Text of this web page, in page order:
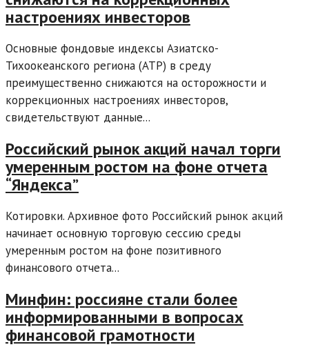
настроениях инвесторов
Основные фондовые индексы Азиатско-
Тихоокеанского региона (АТР) в среду
преимущественно снижаются на осторожности и
коррекционных настроениях инвесторов,
свидетельствуют данные...
Российский рынок акций начал торги
умеренным ростом на фоне отчета
“Яндекса”
Котировки. Архивное фото Российский рынок акций
начинает основную торговую сессию среды
умеренным ростом на фоне позитивного
финансового отчета...
Минфин: россияне стали более
информированными в вопросах
финансовой грамотности